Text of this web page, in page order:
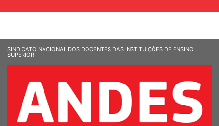
SINDICATO NACIONAL DOS DOCENTES DAS INSTITUIÇÕES DE ENSINO
SUPERIOR